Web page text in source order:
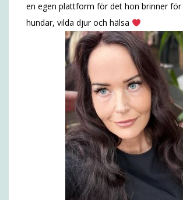
en egen plattform för det hon brinner för
hundar, vilda djur och hälsa